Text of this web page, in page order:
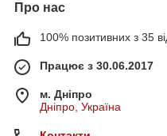
Про нас
100% позитивних з 35
Працює з 30.06.2017
м. Дніпро
Дніпро, Україна